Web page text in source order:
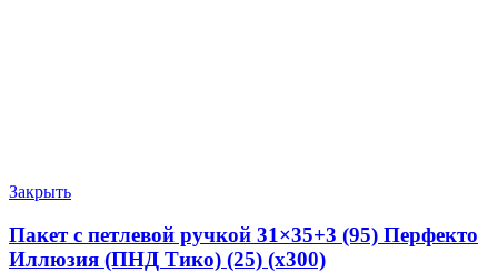
Закрыть
Пакет с петлевой ручкой 31×35+3 (95) Перфекто
Иллюзия (ПНД Тико) (25) (х300)